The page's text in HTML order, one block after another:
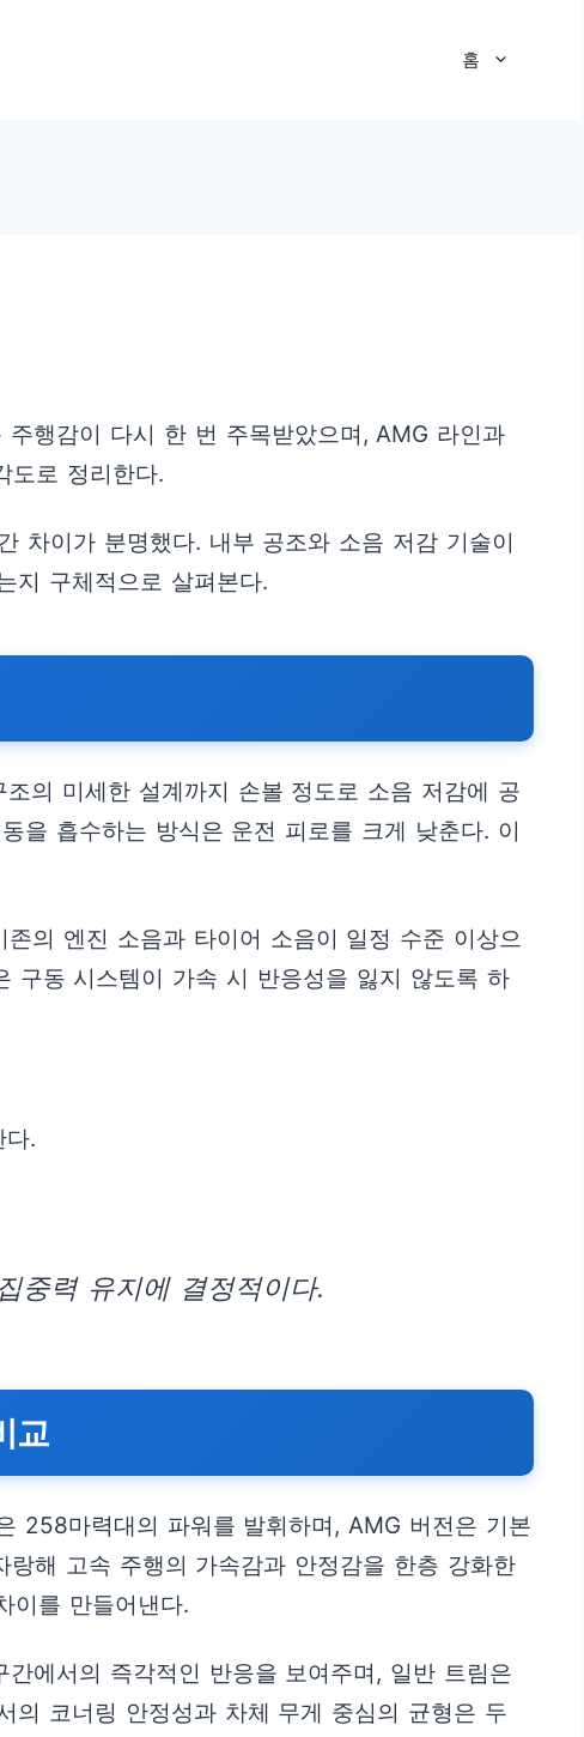
홈
행감이 다시 한 번 주목받았으며, AMG 라인과
도로 정리한다.
차이가 분명했다. 내부 공조와 소음 저감 기술이
지 구체적으로 살펴본다.
의 미세한 설계까지 손볼 정도로 소음 저감에 공
을 흡수하는 방식은 운전 피로를 크게 낮춘다. 이
의 엔진 소음과 타이어 소음이 일정 수준 이상으
구동 시스템이 가속 시 반응성을 잃지 않도록 하
다.
중력 유지에 결정적이다.
교
258마력대의 파워를 발휘하며, AMG 버전은 기본
해 고속 주행의 가속감과 안정감을 한층 강화한
이를 만들어낸다.
에서의 즉각적인 반응을 보여주며, 일반 트림은
의 코너링 안정성과 차체 무게 중심의 균형은 두